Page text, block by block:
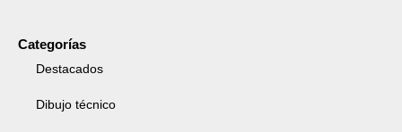
Categorías
Destacados
Dibujo técnico